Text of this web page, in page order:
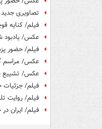
تصاویری
فیلم/ کنایه
عکس/ یادبود
فیلم/ حضور
عکس/ مراسم
عکس/ تشییع
فیلم/ جزئیات
فیلم/ روایت
فیلم/ ایران در جنگ